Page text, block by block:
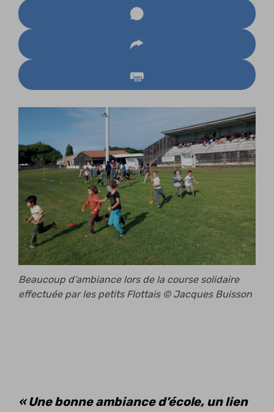
Beaucoup d’ambiance lors de la course solidaire
effectuée par les petits Flottais © Jacques Buisson
« Une bonne ambiance d’école, un lien